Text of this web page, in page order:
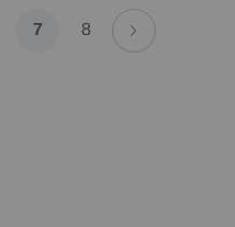
В
7 Страница
8
Страница
Напред